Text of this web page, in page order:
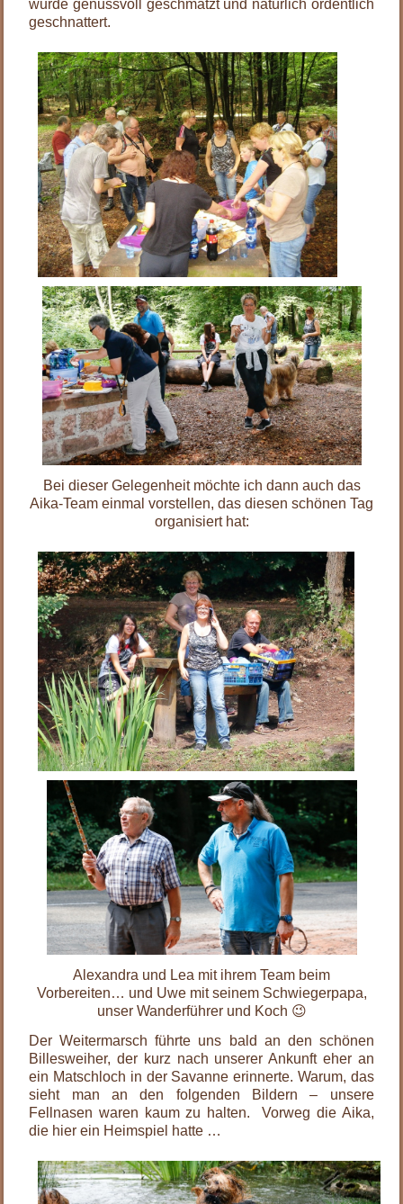
wurde genussvoll geschmatzt und natürlich ordentlich
geschnattert.
Bei dieser Gelegenheit möchte ich dann auch das
Aika-Team einmal vorstellen, das diesen schönen Tag
organisiert hat:
Alexandra und Lea mit ihrem Team beim
Vorbereiten… und Uwe mit seinem Schwiegerpapa,
unser Wanderführer und Koch 😉
Der Weitermarsch führte uns bald an den schönen
Billesweiher, der kurz nach unserer Ankunft eher an
ein Matschloch in der Savanne erinnerte. Warum, das
sieht man an den folgenden Bildern – unsere
Fellnasen waren kaum zu halten. Vorweg die Aika,
die hier ein Heimspiel hatte …